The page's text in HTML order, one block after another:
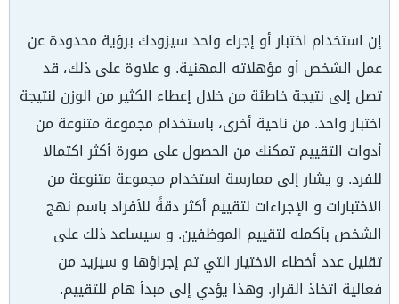
إن استخدام اختبار أو إجراء واحد سيزودك برؤية محدودة عن
عمل الشخص أو مؤهلاته المهنية. و علاوة على ذلك، قد
تصل إلى نتيجة خاطئة من خلال إعطاء الكثير من الوزن لنتيجة
اختبار واحد. من ناحية أخرى، باستخدام مجموعة متنوعة من
أدوات التقييم تمكنك من الحصول على صورة أكثر اكتمالا
للفرد. و يشار إلى ممارسة استخدام مجموعة متنوعة من
الاختبارات و الإجراءات لتقييم أكثر دقةً للأفراد باسم نهج
الشخص بأكمله لتقييم الموظفين. و سيساعد ذلك على
تقليل عدد أخطاء الاختيار التي تم إجراؤها و سيزيد من
فعالية اتخاذ القرار. وهذا يؤدي إلى مبدأ هام للتقييم.